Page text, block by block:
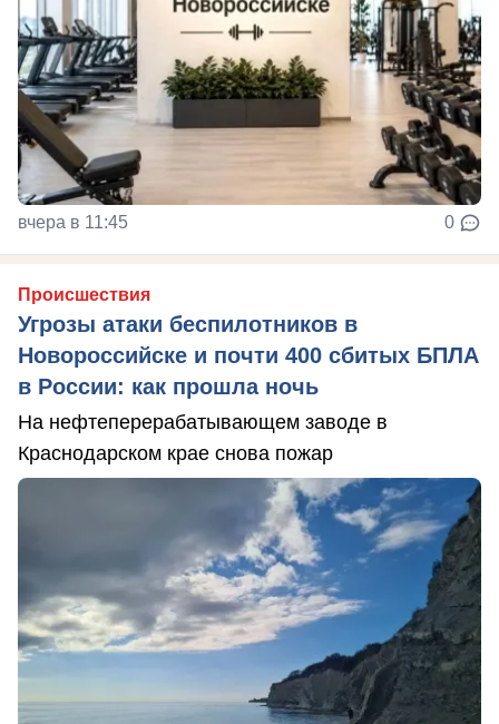
вчера в 11:45 0
Происшествия
Угрозы атаки беспилотников в
Новороссийске и почти 400 сбитых БПЛА
в России: как прошла ночь
На нефтеперерабатывающем заводе в
Краснодарском крае снова пожар